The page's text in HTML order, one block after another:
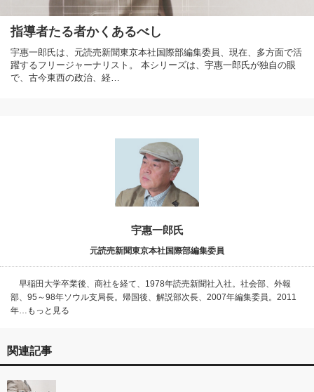
指導者たる者かくあるべし
宇惠一郎氏は、元読売新聞東京本社国際部編集委員、現在、多方面で活
躍するフリージャーナリスト。 本シリーズは、宇惠一郎氏が独自の眼
で、古今東西の政治、経…
宇惠一郎氏
元読売新聞東京本社国際部編集委員
早稲田大学卒業後、商社を経て、1978年読売新聞社入社。社会部、外報
部、95～98年ソウル支局長。帰国後、解説部次長、2007年編集委員。2011
年…もっと見る
関連記事